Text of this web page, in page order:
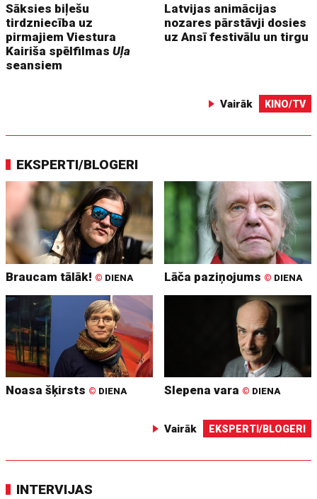
Sāksies biļešu
tirdzniecība uz
pirmajiem Viestura
Kairiša spēlfilmasUļa
seansiem
Latvijas animācijas
nozares pārstāvji dosies
uz Ansī festivālu un tirgu
Vairāk KINO/TV
EKSPERTI/BLOGERI
Braucam tālāk! © DIENA Lāča paziņojums © DIENA
Noasa šķirsts © DIENA Slepena vara © DIENA
Vairāk EKSPERTI/BLOGERI
INTERVIJAS